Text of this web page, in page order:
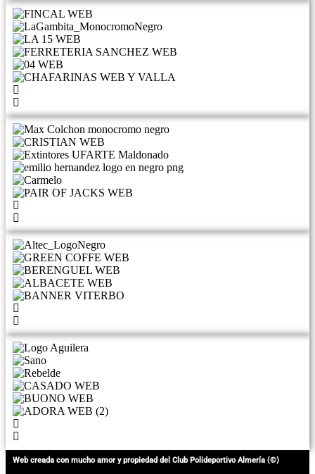
Web creada con mucho amor y propiedad del Club Polideportivo Almería ⟨©⟩